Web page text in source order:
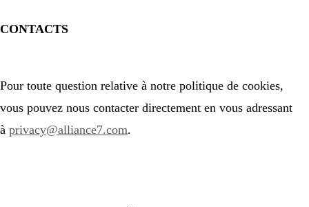
CONTACTS
Pour toute question relative à notre politique de cookies,
vous pouvez nous contacter directement en vous adressant
à privacy@alliance7.com.